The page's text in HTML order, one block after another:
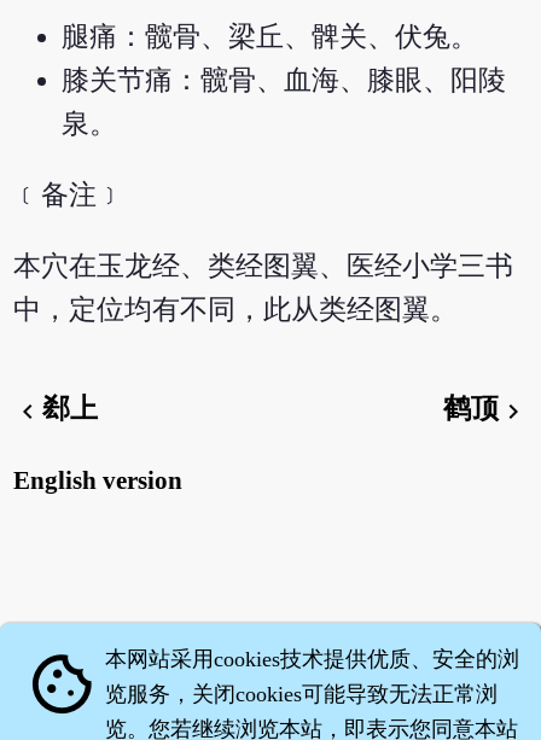
腿痛：髋骨、梁丘、髀关、伏兔。
膝关节痛：髋骨、血海、膝眼、阳陵
泉。
﹝备注﹞
本穴在玉龙经、类经图翼、医经小学三书
中，定位均有不同，此从类经图翼。
chevron_left郄上 鹤顶chevron_right
English version
cookie 本网站采用cookies技术提供优质、安全的浏
览服务，关闭cookies可能导致无法正常浏
览。您若继续浏览本站，即表示您同意本站